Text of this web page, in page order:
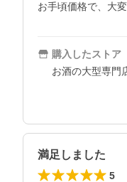
お手頃価格で、大変
購入したストア
お酒の大型専
満足しました
5